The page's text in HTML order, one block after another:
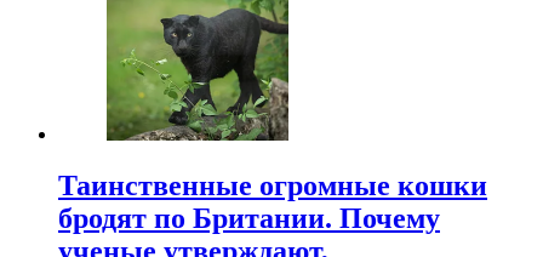
Таинственные огромные кошки
бродят по Британии. Почему